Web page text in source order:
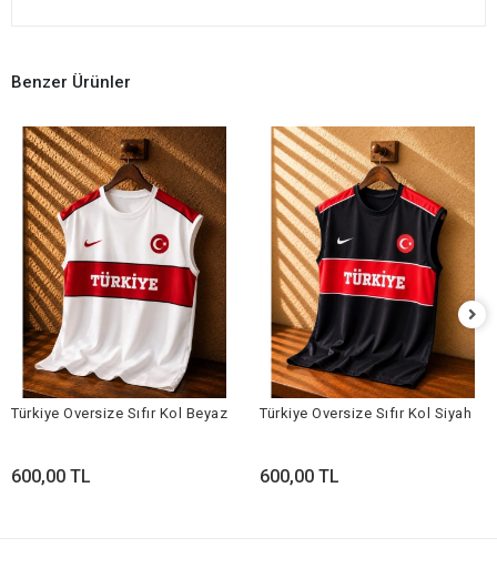
Benzer Ürünler
Türkiye Oversize Sıfır Kol Beyaz
600,00 TL
Türkiye Oversize Sıfır Kol Siyah
600,00 TL